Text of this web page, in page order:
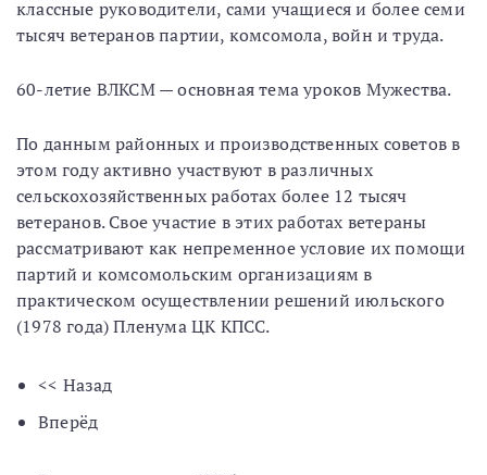
классные руководители, сами учащиеся и более семи
тысяч ветеранов партии, комсомола, войн и труда.
60-летие ВЛКСМ — основная тема уроков Мужества.
По данным районных и производственных советов в
этом году активно участвуют в различных
сельскохозяйственных работах более 12 тысяч
ветеранов. Свое участие в этих работах ветераны
рассматривают как непременное условие их помощи
партий и комсомольским организациям в
практическом осуществлении решений июльского
(1978 года) Пленума ЦК КПСС.
<< Назад
Вперёд